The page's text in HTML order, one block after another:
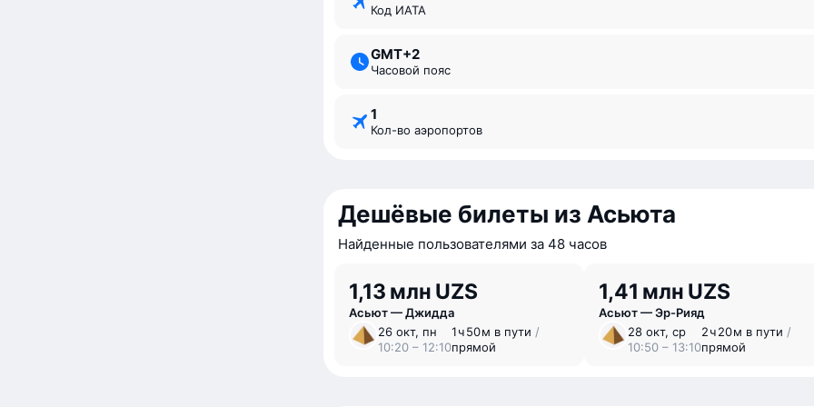
Код ИАТА
GMT+2
Часовой пояс
1
Кол-во аэропортов
Дешёвые билеты из Асьюта
Найденные пользователями за 48 часов
1,13 млн UZS
Асьют — Джидда
26 окт, пн
10:20 – 12:10
1 ⁠ч 50 ⁠м в пути /
прямой
1,41 млн UZS
Асьют — Эр-Рияд
28 окт, ср
10:50 – 13:10
2 ⁠ч 20 ⁠м в пути /
прямой